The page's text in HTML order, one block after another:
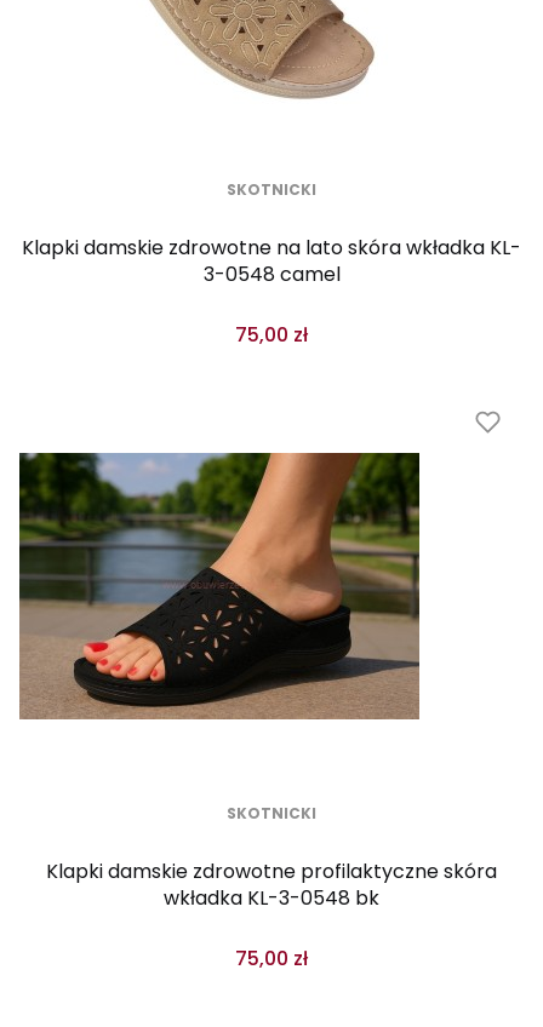
SKOTNICKI
Klapki damskie zdrowotne na lato skóra wkładka KL-
3-0548 camel
75,00 zł
SKOTNICKI
Klapki damskie zdrowotne profilaktyczne skóra
wkładka KL-3-0548 bk
75,00 zł